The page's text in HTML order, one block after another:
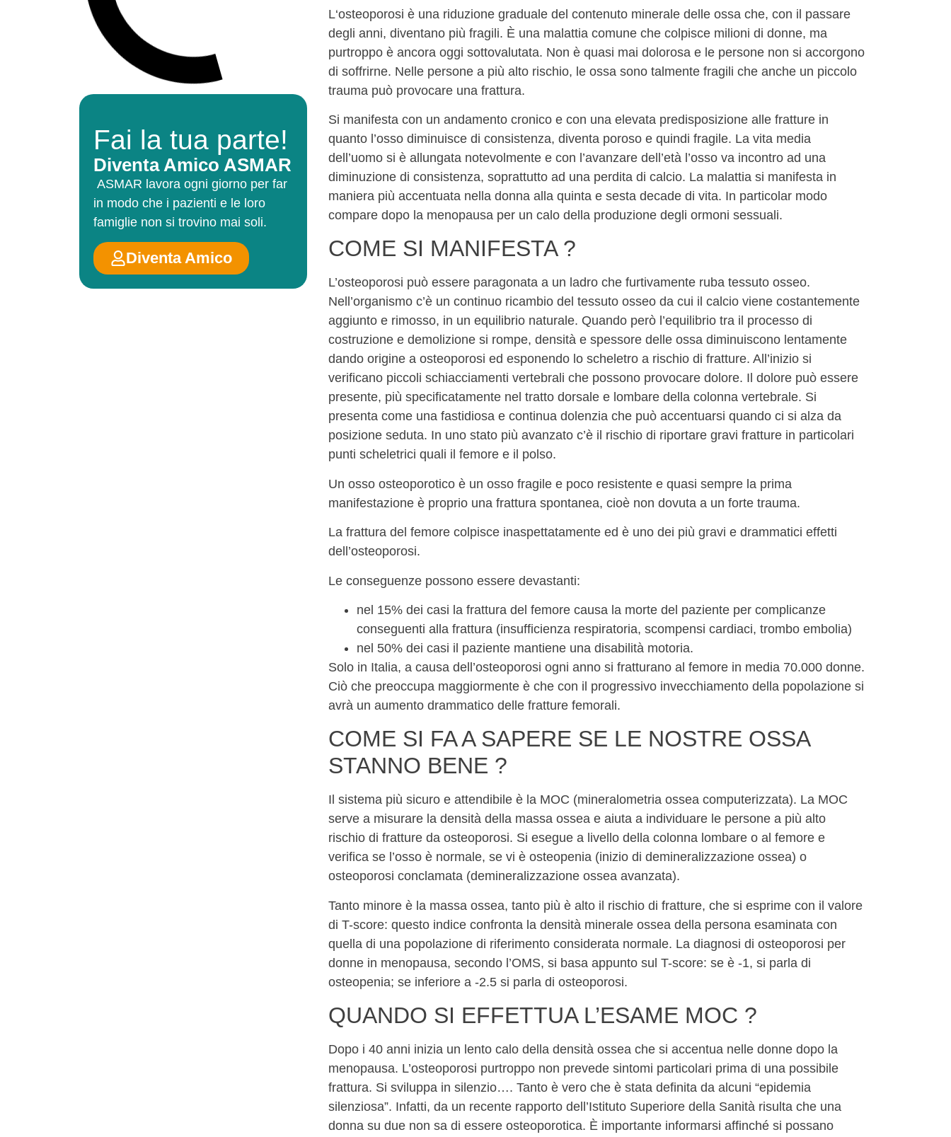
Fai la tua parte!
Diventa Amico ASMAR
ASMAR lavora ogni giorno per far
in modo che i pazienti e le loro
famiglie non si trovino mai soli.
Diventa Amico
L‘osteoporosi è una riduzione graduale del contenuto minerale delle ossa che, con il passare
degli anni, diventano più fragili. È una malattia comune che colpisce milioni di donne, ma
purtroppo è ancora oggi sottovalutata. Non è quasi mai dolorosa e le persone non si accorgono
di soffrirne. Nelle persone a più alto rischio, le ossa sono talmente fragili che anche un piccolo
trauma può provocare una frattura.
Si manifesta con un andamento cronico e con una elevata predisposizione alle fratture in
quanto l’osso diminuisce di consistenza, diventa poroso e quindi fragile. La vita media
dell’uomo si è allungata notevolmente e con l’avanzare dell’età l’osso va incontro ad una
diminuzione di consistenza, soprattutto ad una perdita di calcio. La malattia si manifesta in
maniera più accentuata nella donna alla quinta e sesta decade di vita. In particolar modo
compare dopo la menopausa per un calo della produzione degli ormoni sessuali.
COME SI MANIFESTA ?
L’osteoporosi può essere paragonata a un ladro che furtivamente ruba tessuto osseo.
Nell’organismo c’è un continuo ricambio del tessuto osseo da cui il calcio viene costantemente
aggiunto e rimosso, in un equilibrio naturale. Quando però l’equilibrio tra il processo di
costruzione e demolizione si rompe, densità e spessore delle ossa diminuiscono lentamente
dando origine a osteoporosi ed esponendo lo scheletro a rischio di fratture. All’inizio si
verificano piccoli schiacciamenti vertebrali che possono provocare dolore. Il dolore può essere
presente, più specificatamente nel tratto dorsale e lombare della colonna vertebrale. Si
presenta come una fastidiosa e continua dolenzia che può accentuarsi quando ci si alza da
posizione seduta. In uno stato più avanzato c’è il rischio di riportare gravi fratture in particolari
punti scheletrici quali il femore e il polso.
Un osso osteoporotico è un osso fragile e poco resistente e quasi sempre la prima
manifestazione è proprio una frattura spontanea, cioè non dovuta a un forte trauma.
La frattura del femore colpisce inaspettatamente ed è uno dei più gravi e drammatici effetti
dell’osteoporosi.
Le conseguenze possono essere devastanti:
nel 15% dei casi la frattura del femore causa la morte del paziente per complicanze
conseguenti alla frattura (insufficienza respiratoria, scompensi cardiaci, trombo embolia)
nel 50% dei casi il paziente mantiene una disabilità motoria.
Solo in Italia, a causa dell’osteoporosi ogni anno si fratturano al femore in media 70.000 donne.
Ciò che preoccupa maggiormente è che con il progressivo invecchiamento della popolazione si
avrà un aumento drammatico delle fratture femorali.
COME SI FA A SAPERE SE LE NOSTRE OSSA
STANNO BENE ?
Il sistema più sicuro e attendibile è la MOC (mineralometria ossea computerizzata). La MOC
serve a misurare la densità della massa ossea e aiuta a individuare le persone a più alto
rischio di fratture da osteoporosi. Si esegue a livello della colonna lombare o al femore e
verifica se l’osso è normale, se vi è osteopenia (inizio di demineralizzazione ossea) o
osteoporosi conclamata (demineralizzazione ossea avanzata).
Tanto minore è la massa ossea, tanto più è alto il rischio di fratture, che si esprime con il valore
di T-score: questo indice confronta la densità minerale ossea della persona esaminata con
quella di una popolazione di riferimento considerata normale. La diagnosi di osteoporosi per
donne in menopausa, secondo l’OMS, si basa appunto sul T-score: se è -1, si parla di
osteopenia; se inferiore a -2.5 si parla di osteoporosi.
QUANDO SI EFFETTUA L’ESAME MOC ?
Dopo i 40 anni inizia un lento calo della densità ossea che si accentua nelle donne dopo la
menopausa. L’osteoporosi purtroppo non prevede sintomi particolari prima di una possibile
frattura. Si sviluppa in silenzio…. Tanto è vero che è stata definita da alcuni “epidemia
silenziosa”. Infatti, da un recente rapporto dell’Istituto Superiore della Sanità risulta che una
donna su due non sa di essere osteoporotica. È importante informarsi affinché si possano